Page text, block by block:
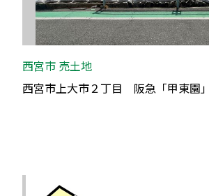
西宮市 売土地
西宮市上大市２丁目 阪急「甲東園